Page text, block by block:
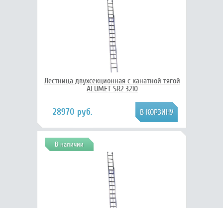
Лестница двухсекционная с канатной тягой
ALUMET SR2 3210
28970 руб.
В наличии